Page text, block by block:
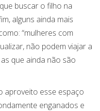
buscar o filho na
alguns ainda mais
“mulheres com
não podem viajar a
que ainda não são
aproveito esse espaço
enganados e